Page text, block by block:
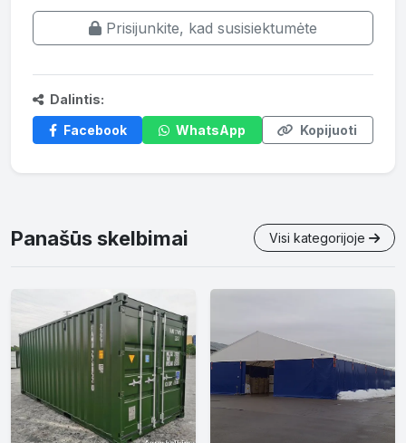
Prisijunkite, kad susisiektumėte
Dalintis:
Facebook
WhatsApp Kopijuoti
Panašūs skelbimai Visi kategorijoje